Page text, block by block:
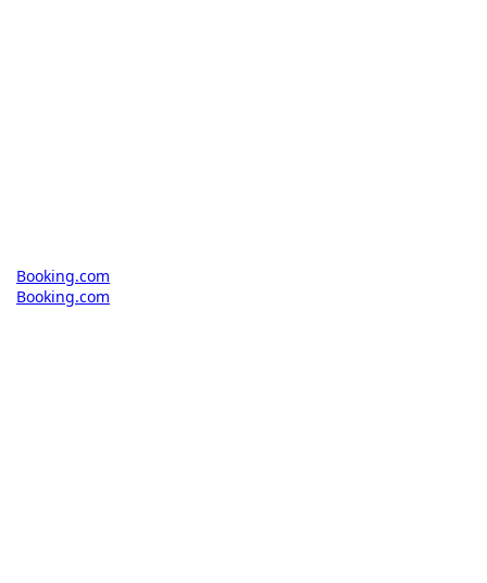
Booking.com
Booking.com